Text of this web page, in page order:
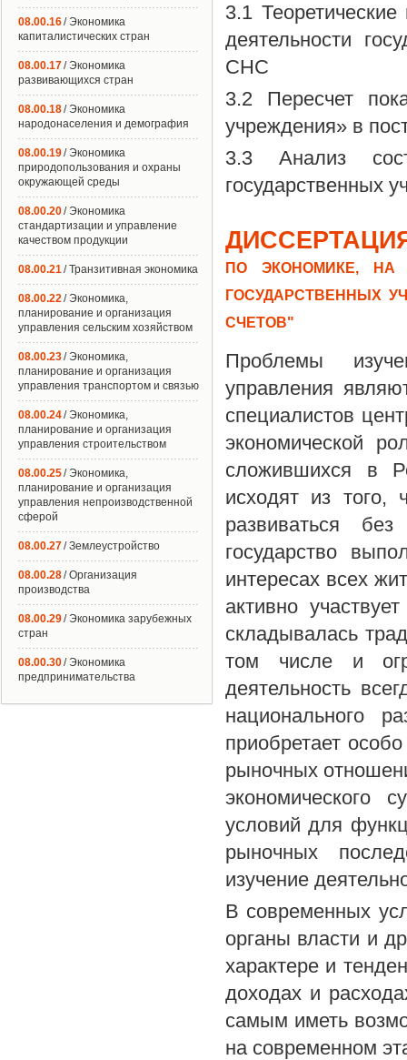
3.1
деятельности
СНС
3.2 Пересчет
учреждения» в
3.3 Анализ
государственных
ПО ЭКОНОМИКЕ, НА
ГОСУДАРСТВЕННЫХ
СЧЕТОВ"
Проблемы
управления
специалистов
экономической
сложившихся в
исходят из
развиваться без
государство
интересах всех
активно
складывалась
том числе и
деятельность
национального
приобретает
рыночных
экономического
условий для
рыночных
изучение
В современных
органы власти и
характере и
доходах и
самым иметь
на современном
08.00.16/ Экономика
капиталистических стран
08.00.17/ Экономика
развивающихся стран
08.00.18/ Экономика
народонаселения и демография
08.00.19/ Экономика
природопользования и охраны
окружающей среды
08.00.20/ Экономика
стандартизации и управление
качеством продукции
08.00.21/ Транзитивная экономика
08.00.22/ Экономика,
планирование и организация
управления сельским хозяйством
08.00.23/ Экономика,
планирование и организация
управления транспортом и связью
08.00.24/ Экономика,
планирование и организация
управления строительством
08.00.25/ Экономика,
планирование и организация
управления непроизводственной
сферой
08.00.27/ Землеустройство
08.00.28/ Организация
производства
08.00.29/ Экономика зарубежных
стран
08.00.30/ Экономика
предпринимательства